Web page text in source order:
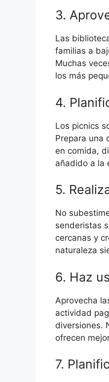
3.
Las
familias a
Muchas
los más
4.
Los picnics
Prepara una
en comida,
añadido a la
5.
No
senderistas
cercanas y
naturaleza
6. Haz
Aprovecha
actividad
diversiones.
ofrecen
7.